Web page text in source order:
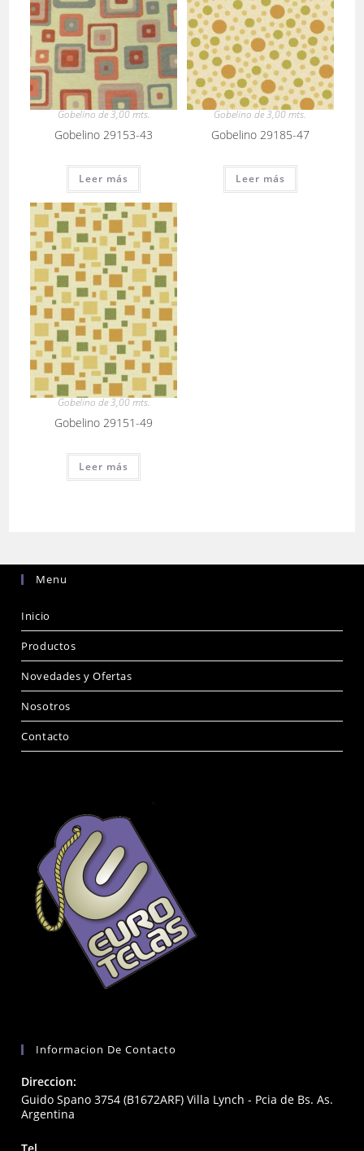
Gobelino de 3,00 mts.
Gobelino 29153-43
Leer más
Gobelino de 3,00 mts.
Gobelino 29185-47
Leer más
Gobelino de 3,00 mts.
Gobelino 29151-49
Leer más
Menu
Inicio
Productos
Novedades y Ofertas
Nosotros
Contacto
Informacion De Contacto
Direccion:
Guido Spano 3754 (B1672ARF) Villa Lynch - Pcia de Bs. As.
Argentina